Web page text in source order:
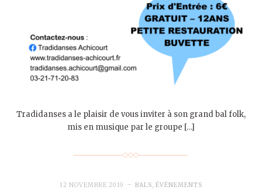
Tradidanses a le plaisir de vous inviter à son grand bal folk,
mis en musique par le groupe […]
12 NOVEMBRE 2019 BALS,ÉVÉNEMENTS